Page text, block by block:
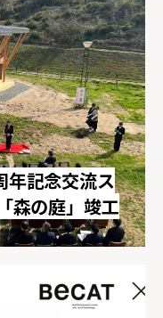
U.AC.JP
年記念交流ス
森の庭」竣工